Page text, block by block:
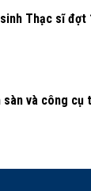
Thạc sĩ đợt
sàn và công